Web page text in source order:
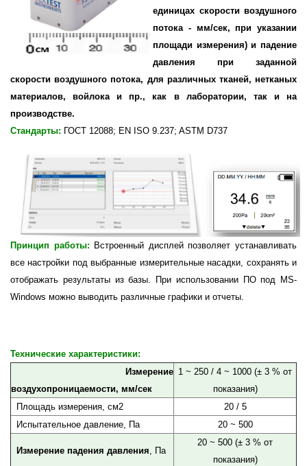
единицах скорости воздушного
потока - мм/сек, при указании
площади измерения) и падение
давления при заданной
скорости воздушного потока, для различных тканей, нетканых
материалов, войлока и пр., как в лаборатории, так и на
производстве.
Стандарты: ГОСТ 12088; EN ISO 9.237; ASTM D737
Принцип работы: Встроенный дисплей позволяет устанавливать
все настройки под выбранные измерительные насадки, сохранять и
отображать результаты из базы. При использовании ПО под MS-
Windows можно выводить различные графики и отчеты.
Технические характеристики:
Измерение
воздухопроницаемости, мм/сек
1 ~ 250 / 4 ~ 1000 (± 3 % от
показания)
Площадь измерения, см2
20 / 5
Испытательное давление, Па
20 ~ 500
Измерение падения давления, Па
20 ~ 500 (± 3 % от
показания)